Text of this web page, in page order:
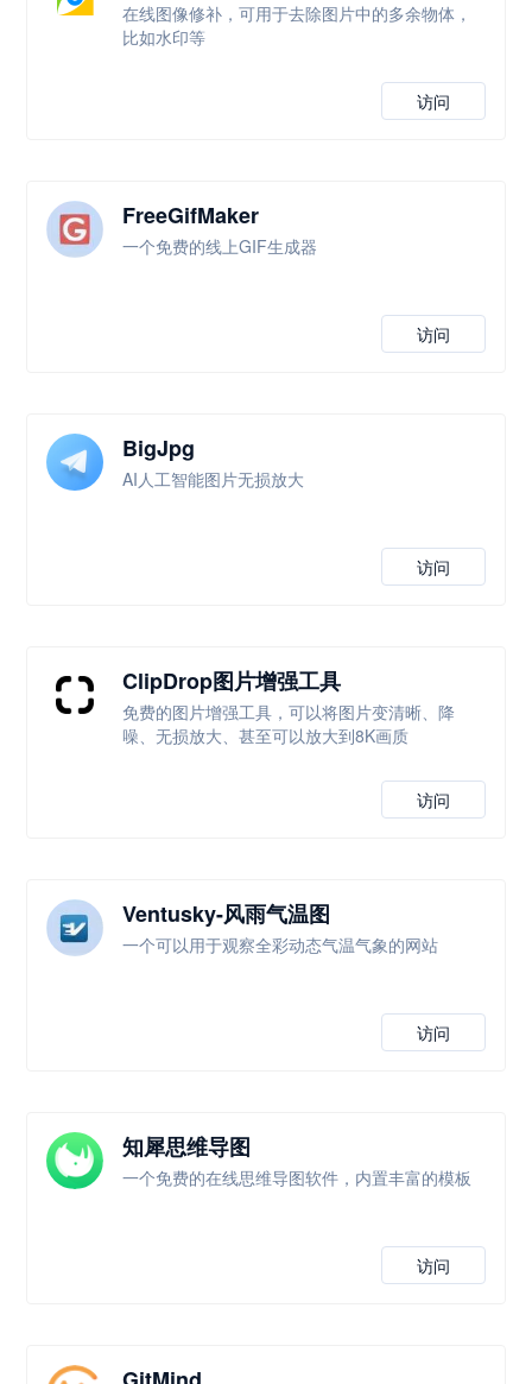
在线图像修补，可用于去除图片中的多余物体，
比如水印等
访问
FreeGifMaker
一个免费的线上GIF生成器
访问
BigJpg
AI人工智能图片无损放大
访问
ClipDrop图片增强工具
免费的图片增强工具，可以将图片变清晰、降
噪、无损放大、甚至可以放大到8K画质
访问
Ventusky-风雨气温图
一个可以用于观察全彩动态气温气象的网站
访问
知犀思维导图
一个免费的在线思维导图软件，内置丰富的模板
访问